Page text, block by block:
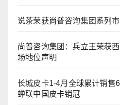
说茶荣获尚普咨询集团系列
尚普咨询集团：兵立王荣获
场地位声明
长城皮卡1-4月全球累计销售
蝉联中国皮卡销冠